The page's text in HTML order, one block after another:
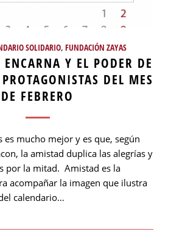
SOLIDARIO,FUNDACIÓN ZAYAS
Y EL PODER DE
DEL MES
DE FEBRERO
es mucho mejor y es que, según
la amistad duplica las alegrías y
por la mitad. Amistad es la
acompañar la imagen que ilustra
calendario…